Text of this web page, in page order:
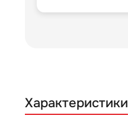
Характеристики